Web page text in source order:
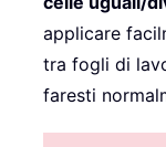
applicare
tra fogli di
faresti